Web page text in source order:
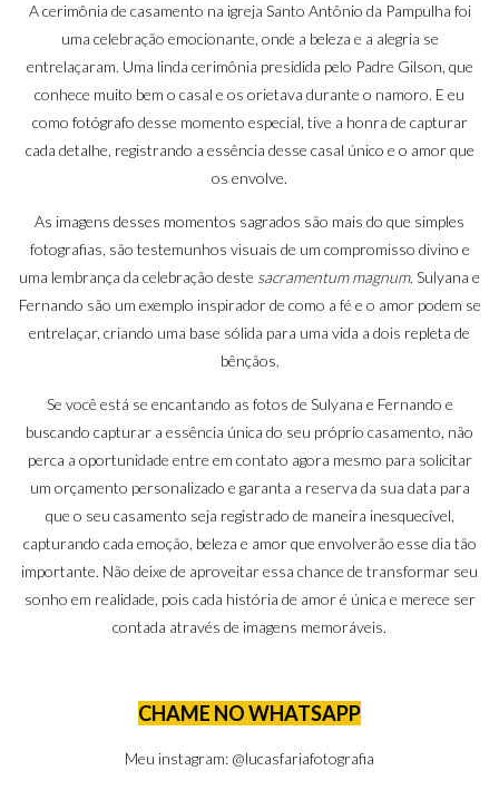
A cerimônia de casamento na igreja Santo Antônio da Pampulha foi
uma celebração emocionante, onde a beleza e a alegria se
entrelaçaram. Uma linda cerimônia presidida pelo Padre Gilson, que
conhece muito bem o casal e os orietava durante o namoro. E eu
como fotógrafo desse momento especial, tive a honra de capturar
cada detalhe, registrando a essência desse casal único e o amor que
os envolve.
As imagens desses momentos sagrados são mais do que simples
fotografias, são testemunhos visuais de um compromisso divino e
uma lembrança da celebração deste sacramentum magnum. Sulyana e
Fernando são um exemplo inspirador de como a fé e o amor podem se
entrelaçar, criando uma base sólida para uma vida a dois repleta de
bênçãos.
Se você está se encantando as fotos de Sulyana e Fernando e
buscando capturar a essência única do seu próprio casamento, não
perca a oportunidade entre em contato agora mesmo para solicitar
um orçamento personalizado e garanta a reserva da sua data para
que o seu casamento seja registrado de maneira inesquecível,
capturando cada emoção, beleza e amor que envolverão esse dia tão
importante. Não deixe de aproveitar essa chance de transformar seu
sonho em realidade, pois cada história de amor é única e merece ser
contada através de imagens memoráveis.
CHAME NO WHATSAPP
Meu instagram: @lucasfariafotografia